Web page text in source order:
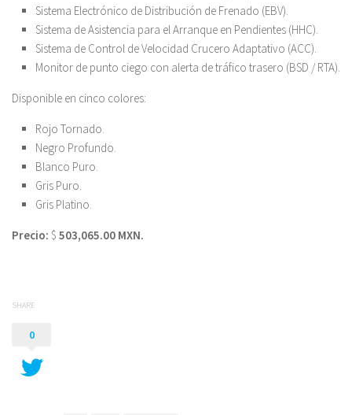
Sistema Electrónico de Distribución de Frenado (EBV).
Sistema de Asistencia para el Arranque en Pendientes (HHC).
Sistema de Control de Velocidad Crucero Adaptativo (ACC).
Monitor de punto ciego con alerta de tráfico trasero (BSD / RTA).
Disponible en cinco colores:
Rojo Tornado.
Negro Profundo.
Blanco Puro.
Gris Puro.
Gris Platino.
Precio: $ 503,065.00 MXN.
SHARE
0